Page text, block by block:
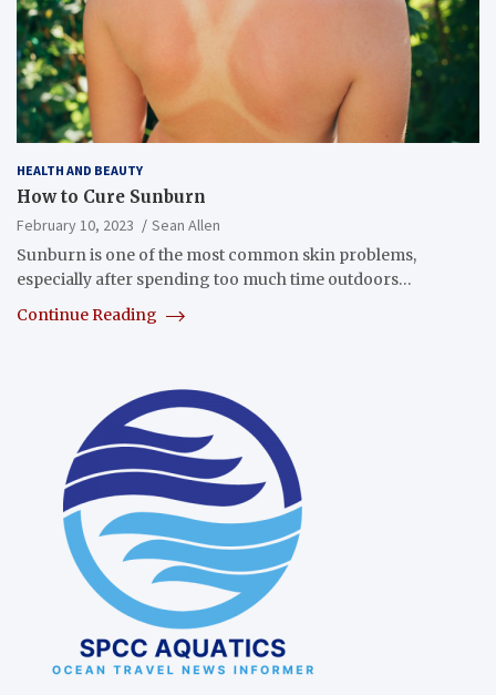
HEALTH AND BEAUTY
How to Cure Sunburn
February 10, 2023
Sean Allen
Sunburn is one of the most common skin problems,
especially after spending too much time outdoors…
Continue Reading